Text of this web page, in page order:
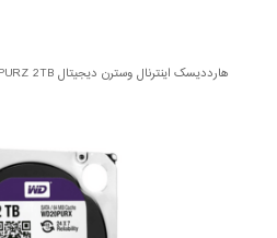
هارددیسک اینترنال وسترن دیجیتال WD20PURZ 2TB